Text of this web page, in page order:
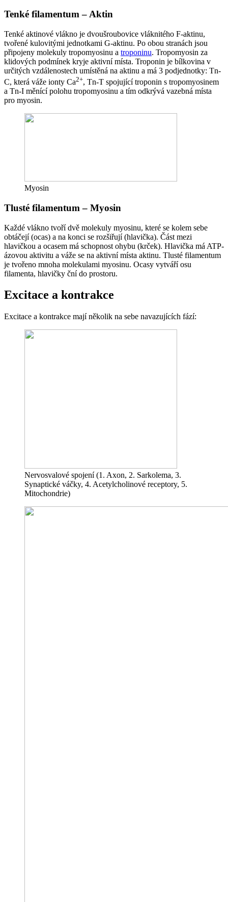
Tenké filamentum – Aktin
Tenké aktinové vlákno je dvoušroubovice vláknitého F-aktinu,
tvořené kulovitými jednotkami G-aktinu. Po obou stranách jsou
připojeny molekuly tropomyosinu a troponinu. Tropomyosin za
klidových podmínek kryje aktivní místa. Troponin je bílkovina v
určitých vzdálenostech umístěná na aktinu a má 3 podjednotky: Tn-
C, která váže ionty Ca2+, Tn-T spojující troponin s tropomyosinem
a Tn-I měnící polohu tropomyosinu a tím odkrývá vazebná místa
pro myosin.
Myosin
Tlusté filamentum – Myosin
Každé vlákno tvoří dvě molekuly myosinu, které se kolem sebe
obtáčejí (ocas) a na konci se rozšiřují (hlavička). Část mezi
hlavičkou a ocasem má schopnost ohybu (krček). Hlavička má ATP-
ázovou aktivitu a váže se na aktivní místa aktinu. Tlusté filamentum
je tvořeno mnoha molekulami myosinu. Ocasy vytváří osu
filamenta, hlavičky ční do prostoru.
Excitace a kontrakce
Excitace a kontrakce mají několik na sebe navazujících fází:
Nervosvalové spojení (1. Axon, 2. Sarkolema, 3.
Synaptické váčky, 4. Acetylcholinové receptory, 5.
Mitochondrie)